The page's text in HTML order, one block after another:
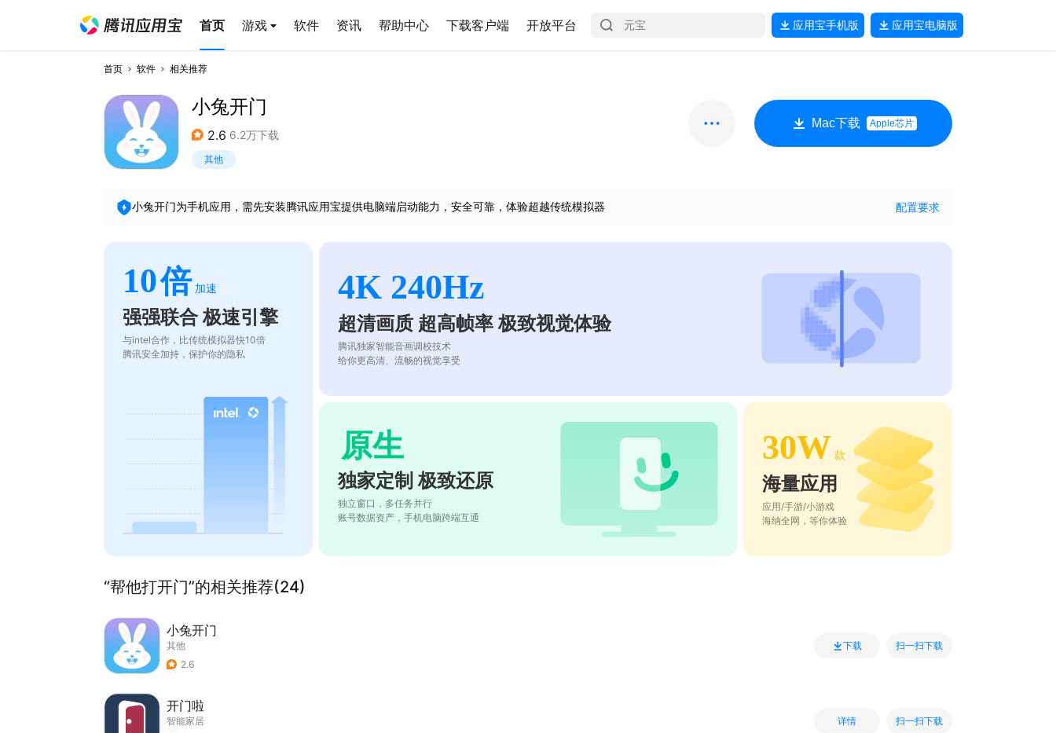
首页 游戏 软件 资讯 帮助中心 下载客户端 开放平台 应用宝手机版 应用宝电脑版
首页 软件 相关推荐
小兔开门
2.6 6.2万下载
其他
Mac下载 Apple芯片
小兔开门为手机应用，需先安装腾讯应用宝提供电脑端启动能力，安全可靠，体验超越传统模拟器 配置要求
10倍 加速
强强联合 极速引擎
与intel合作，比传统模拟器快10倍
腾讯安全加持，保护你的隐私
4K 240Hz
超清画质 超高帧率 极致视觉体验
腾讯独家智能音画调校技术
给你更高清、流畅的视觉享受
原生
独家定制 极致还原
独立窗口，多任务并行
账号数据资产，手机电脑跨端互通
30W 款
海量应用
应用/手游/小游戏
海纳全网，等你体验
“帮他打开门”的相关推荐(24)
小兔开门
其他
2.6
下载 扫一扫下载
开门啦
智能家居
详情 扫一扫下载